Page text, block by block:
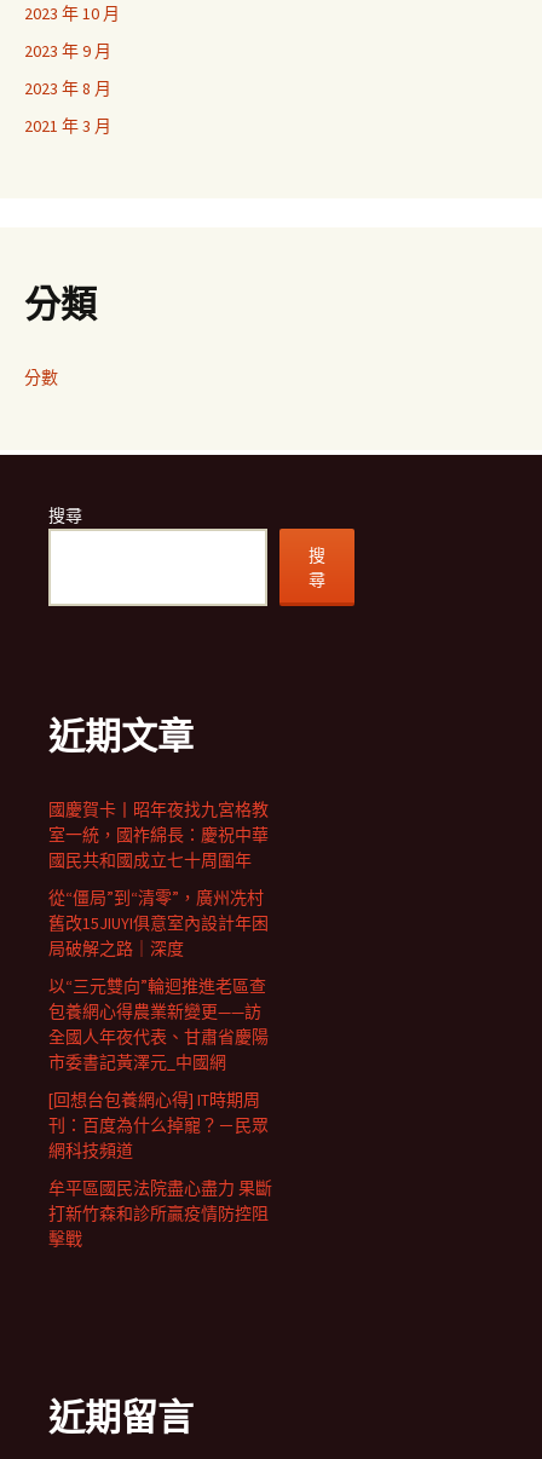
2023 年 10 月
2023 年 9 月
2023 年 8 月
2021 年 3 月
分類
分數
搜尋
搜
尋
近期文章
國慶賀卡丨昭年夜找九宮格教
室一統，國祚綿長：慶祝中華
國民共和國成立七十周圍年
從“僵局”到“清零”，廣州冼村
舊改15JIUYI俱意室內設計年困
局破解之路｜深度
以“三元雙向”輪迴推進老區查
包養網心得農業新變更——訪
全國人年夜代表、甘肅省慶陽
市委書記黃澤元_中國網
[回想台包養網心得] IT時期周
刊：百度為什么掉寵？－民眾
網科技頻道
牟平區國民法院盡心盡力 果斷
打新竹森和診所贏疫情防控阻
擊戰
近期留言